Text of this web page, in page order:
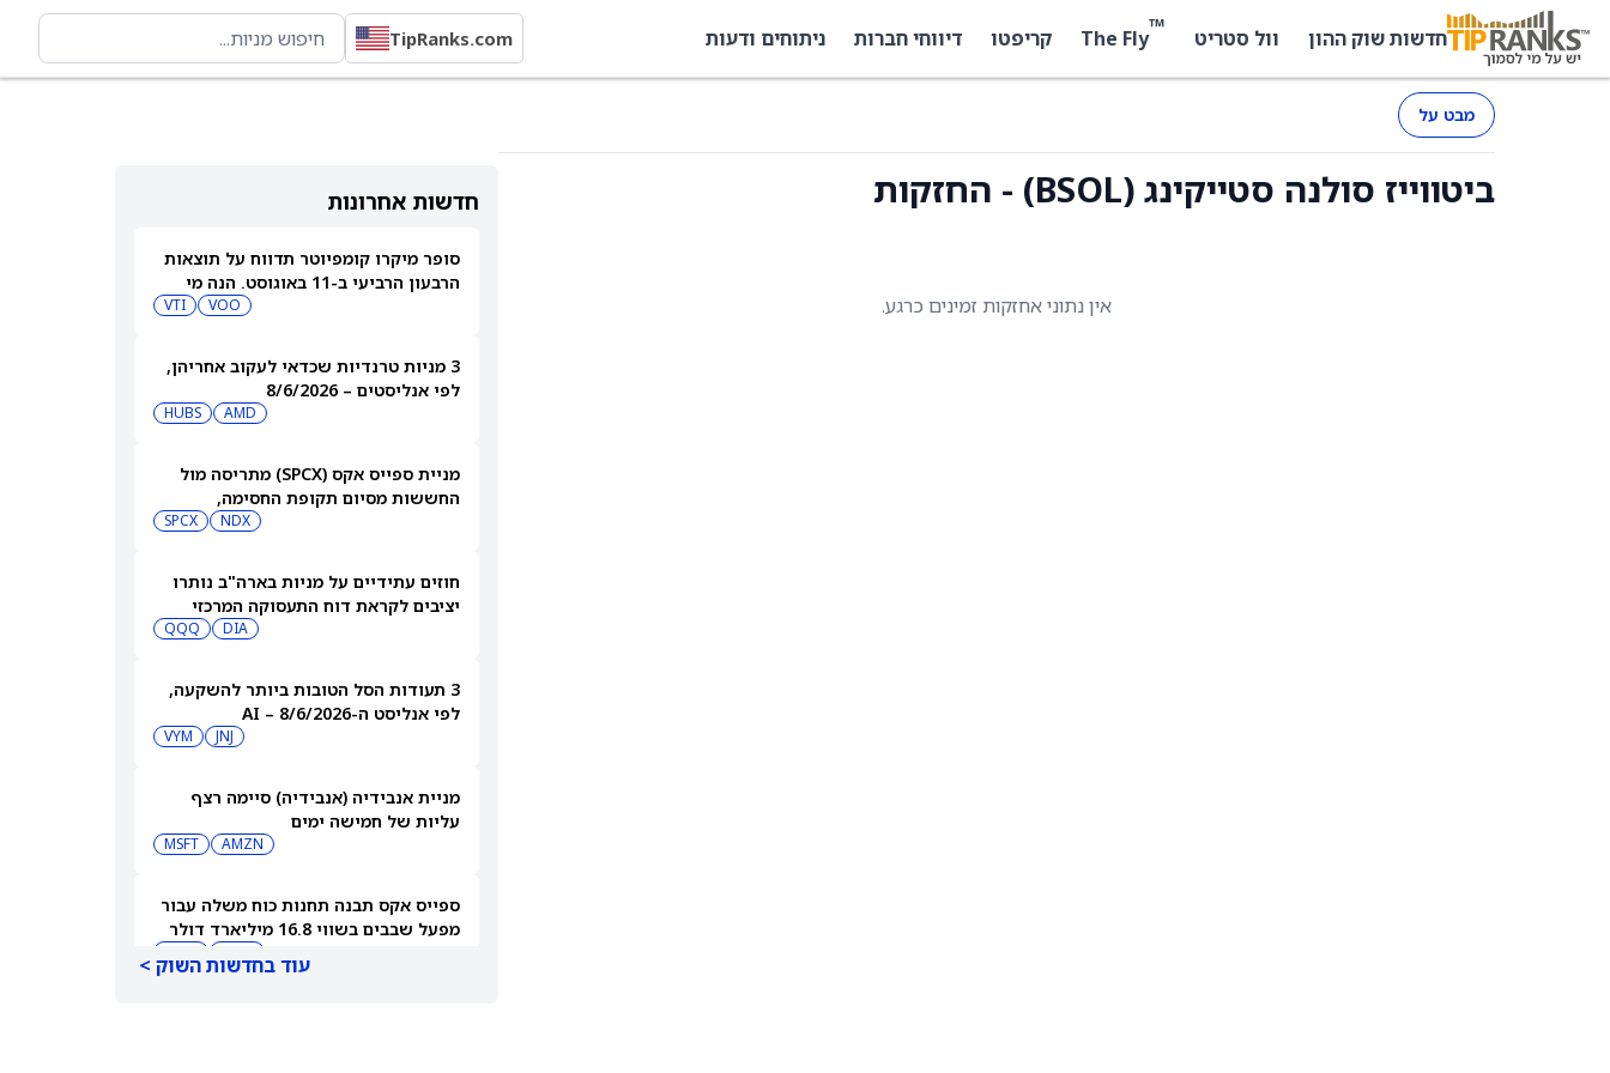
חדשות שוק ההון וול סטריט ™
The Fly קריפטו דיווחי חברות ניתוחים ודעות TipRanks.com
מבט על
ביטווייז סולנה סטייקינג (BSOL) - החזקות
אין נתוני אחזקות זמינים כרגע.
חדשות אחרונות
סופר מיקרו קומפיוטר תדווח על תוצאות
הרבעון הרביעי ב-11 באוגוסט. הנה מי
VOO
VTI
3 מניות טרנדיות שכדאי לעקוב אחריהן,
לפי אנליסטים – 8/6/2026
AMD
HUBS
מניית ספייס אקס (SPCX) מתריסה מול
החששות מסיום תקופת החסימה,
NDX
SPCX
חוזים עתידיים על מניות בארה"ב נותרו
יציבים לקראת דוח התעסוקה המרכזי
DIA
QQQ
3 תעודות הסל הטובות ביותר להשקעה,
לפי אנליסט ה-AI – 8/6/2026
JNJ
VYM
מניית אנבידיה (אנבידיה) סיימה רצף
עליות של חמישה ימים
AMZN
MSFT
ספייס אקס תבנה תחנות כוח משלה עבור
מפעל שבבים בשווי 16.8 מיליארד דולר
עוד בחדשות השוק >